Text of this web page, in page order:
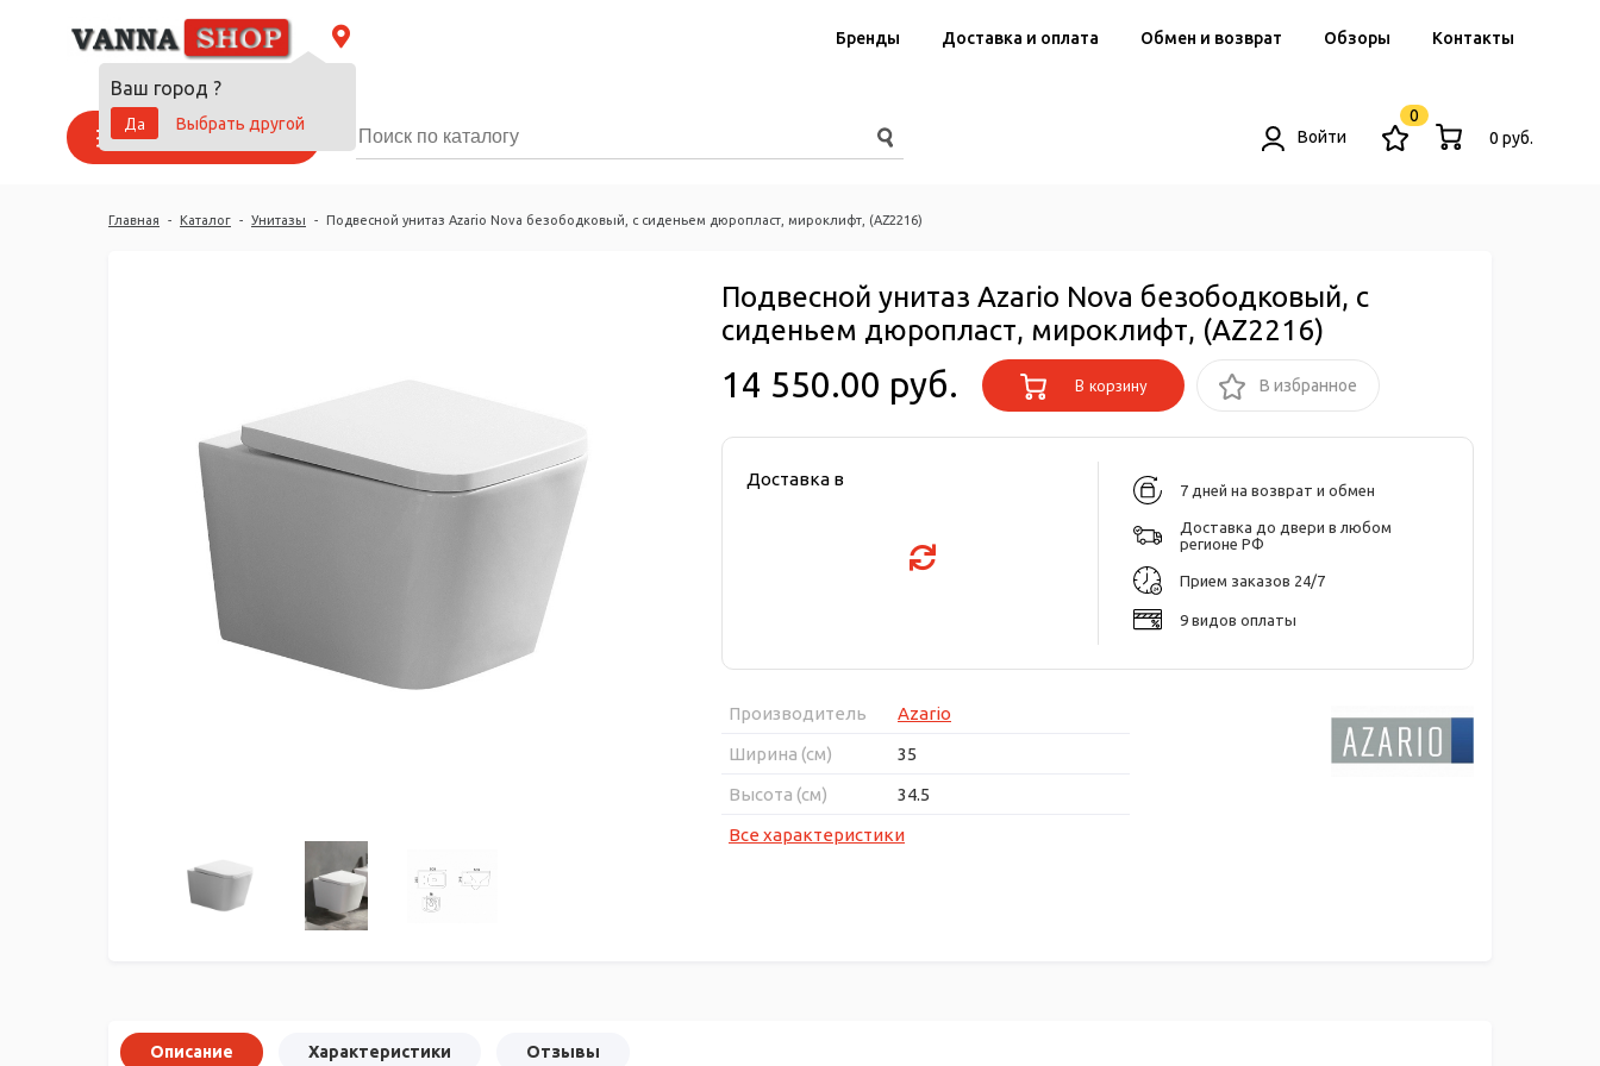
Ваш город ?
Да
Выбрать другой
Бренды Доставка и оплата Обмен и возврат Обзоры Контакты
Каталог товаров Войти
0
0 руб.
Главная - Каталог - Унитазы - Подвесной унитаз Azario Nova безободковый, с сиденьем дюропласт, мироклифт, (AZ2216)
Подвесной унитаз Azario Nova безободковый, с
сиденьем дюропласт, мироклифт, (AZ2216)
14 550.00 руб. В корзину В избранное
Доставка в
7 дней на возврат и обмен
Доставка до двери в любом
регионе РФ
Прием заказов 24/7
9 видов оплаты
Производитель
Azario
Ширина (см)
35
Высота (см)
34.5
Все характеристики
Описание Характеристики Отзывы